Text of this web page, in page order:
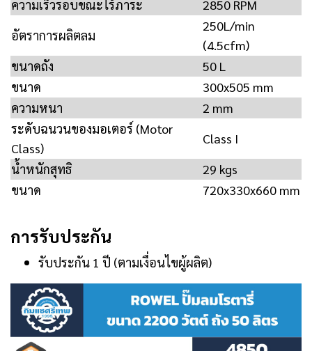
ความเร็วรอบขณะไร้ภาระ
2850 RPM
อัตราการผลิตลม
250L/min
(4.5cfm)
ขนาดถัง
50 L
ขนาด
300x505 mm
ความหนา
2 mm
ระดับฉนวนของมอเตอร์ (Motor
Class)
Class I
น้ำหนักสุทธิ
29 kgs
ขนาด
720x330x660 mm
การรับประกัน
รับประกัน 1 ปี (ตามเงื่อนไขผู้ผลิต)